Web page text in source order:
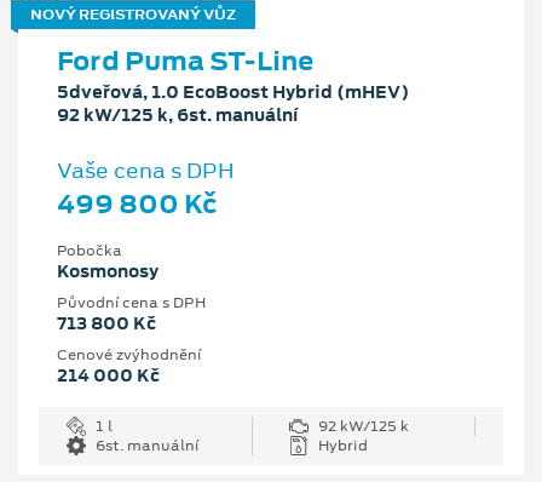
NOVÝ REGISTROVANÝ VŮZ
Ford Puma ST-Line
5dveřová, 1.0 EcoBoost Hybrid (mHEV)
92 kW/125 k, 6st. manuální
Vaše cena s DPH
499 800 Kč
Pobočka
Kosmonosy
Původní cena s DPH
713 800 Kč
Cenové zvýhodnění
214 000 Kč
1 l
92 kW/125 k
6st. manuální
Hybrid